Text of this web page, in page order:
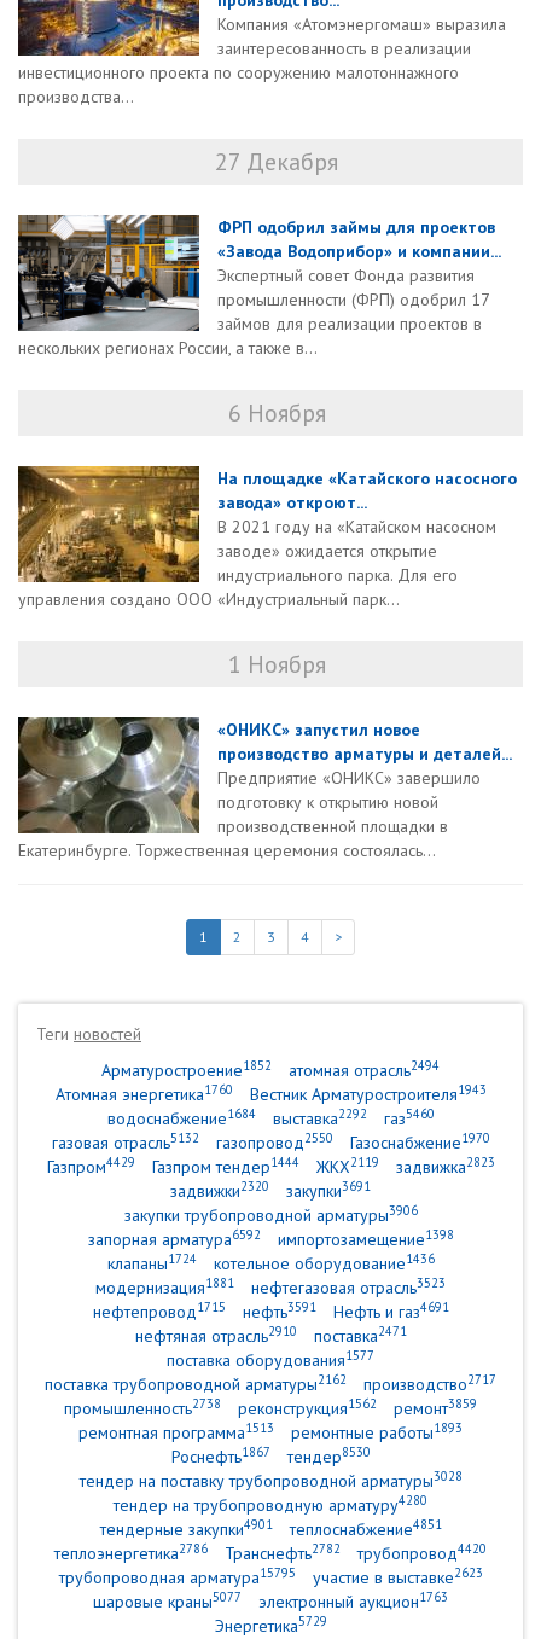
Компания «Атомэнергомаш» выразила
заинтересованность в реализации
инвестиционного проекта по сооружению малотоннажного
производства...
27 Декабря
ФРП одобрил займы для проектов
«Завода Водоприбор» и компании...
Экспертный совет Фонда развития
промышленности (ФРП) одобрил 17
займов для реализации проектов в
нескольких регионах России, а также в...
6 Ноября
На площадке «Катайского насосного
завода» откроют...
В 2021 году на «Катайском насосном
заводе» ожидается открытие
индустриального парка. Для его
управления создано ООО «Индустриальный парк...
1 Ноября
«ОНИКС» запустил новое
производство арматуры и деталей...
Предприятие «ОНИКС» завершило
подготовку к открытию новой
производственной площадки в
Екатеринбурге. Торжественная церемония состоялась...
1 2 3 4 >
Теги новостей
Арматуростроение1852 атомная отрасль2494
Атомная энергетика1760 Вестник Арматуростроителя1943
водоснабжение1684 выставка2292 газ5460
газовая отрасль5132 газопровод2550 Газоснабжение1970
Газпром4429 Газпром тендер1444 ЖКХ2119 задвижка2823
задвижки2320 закупки3691
закупки трубопроводной арматуры3906
запорная арматура6592 импортозамещение1398
клапаны1724 котельное оборудование1436
модернизация1881 нефтегазовая отрасль3523
нефтепровод1715 нефть3591 Нефть и газ4691
нефтяная отрасль2910 поставка2471
поставка оборудования1577
поставка трубопроводной арматуры2162 производство2717
промышленность2738 реконструкция1562 ремонт3859
ремонтная программа1513 ремонтные работы1893
Роснефть1867 тендер8530
тендер на поставку трубопроводной арматуры3028
тендер на трубопроводную арматуру4280
тендерные закупки4901 теплоснабжение4851
теплоэнергетика2786 Транснефть2782 трубопровод4420
трубопроводная арматура15795 участие в выставке2623
шаровые краны5077 электронный аукцион1763
Энергетика5729